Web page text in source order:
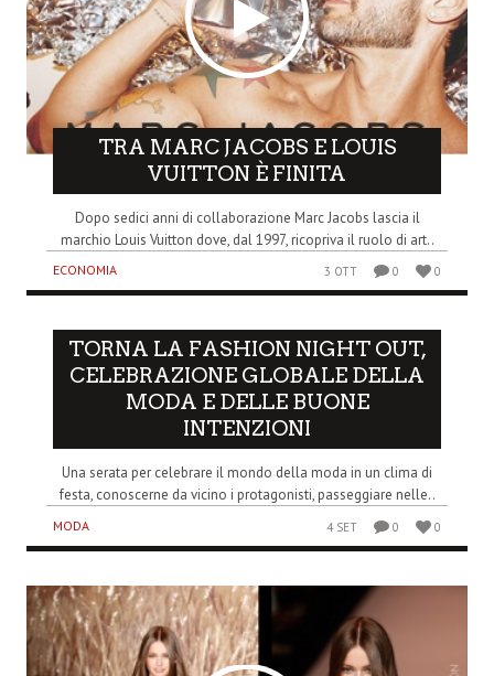
TRA MARC JACOBS E LOUIS
VUITTON È FINITA
Dopo sedici anni di collaborazione Marc Jacobs lascia il
marchio Louis Vuitton dove, dal 1997, ricopriva il ruolo di art..
ECONOMIA 3 OTT 0 0
TORNA LA FASHION NIGHT OUT,
CELEBRAZIONE GLOBALE DELLA
MODA E DELLE BUONE
INTENZIONI
Una serata per celebrare il mondo della moda in un clima di
festa, conoscerne da vicino i protagonisti, passeggiare nelle..
MODA 4 SET 0 0